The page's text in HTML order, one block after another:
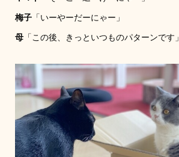
梅子「いーやーだーにゃー」
母「この後、きっといつものパターンです」